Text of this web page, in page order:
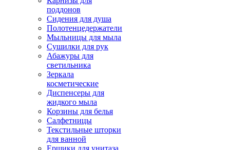
поддонов
Сидения для душа
Полотенцедержатели
Мыльницы для мыла
Сушилки для рук
Абажуры для
светильника
Зеркала
косметические
Диспенсеры для
жидкого мыла
Корзины для белья
Салфетницы
Текстильные шторки
для ванной
Ершики для унитаза